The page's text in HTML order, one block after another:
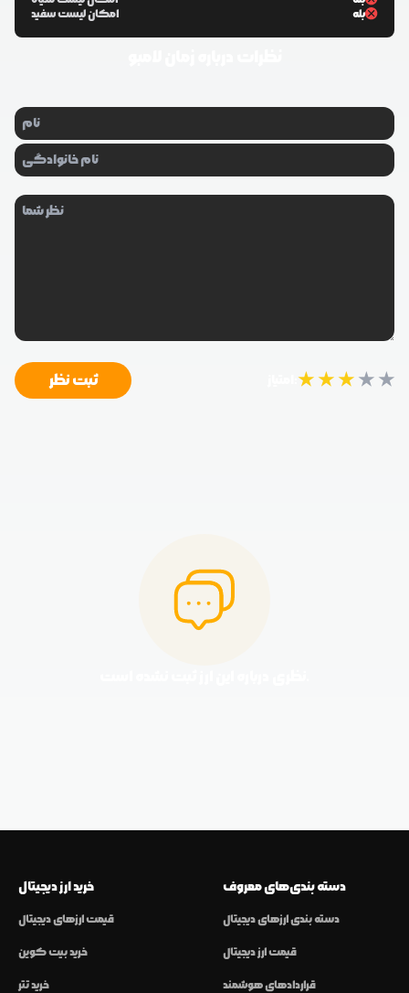
امکان لیست سفید
بله
★★★★★ ثبت نظر
خرید ارز دیجیتال
قیمت ارزهای دیجیتال
خرید بیت کوین
خرید تتر
دسته بندی‌های معروف
دسته بندی ارزهای دیجیتال
قیمت ارز دیجیتال
قراردادهای هوشمند